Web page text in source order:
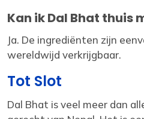
Kan ik Dal Bhat thuis
Ja. De ingrediënten zijn
wereldwijd verkrijgbaar.
Tot Slot
Dal Bhat is veel meer dan